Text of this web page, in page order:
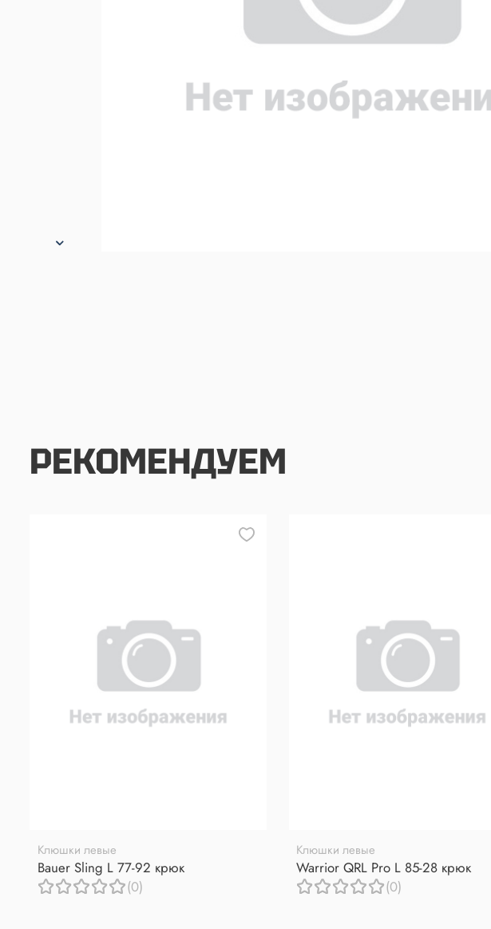
РЕКОМЕНДУЕМ
Клюшки левые
Bauer Sling L 77-92 крюк
(0)
Клюшки левые
Warrior QRL Pro L 85-28 крюк
(0)